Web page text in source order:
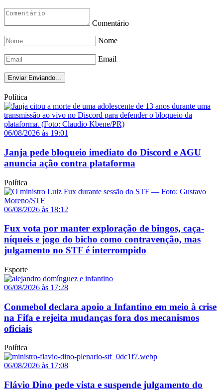
Comentário
Nome
Email
Enviar Enviando...
Política
06/08/2026 às 19:01
Janja pede bloqueio imediato do Discord e AGU
anuncia ação contra plataforma
Política
06/08/2026 às 18:12
Fux vota por manter exploração de bingos, caça-
níqueis e jogo do bicho como contravenção, mas
julgamento no STF é interrompido
Esporte
06/08/2026 às 17:28
Conmebol declara apoio a Infantino em meio à crise
na Fifa e rejeita mudanças fora dos mecanismos
oficiais
Política
06/08/2026 às 17:08
Flávio Dino pede vista e suspende julgamento do